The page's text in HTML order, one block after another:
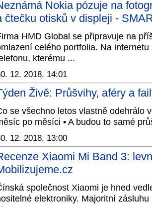
Nokia pózuje na
čtečku otisků v displeji -
HMD Global se připravuje na
celého portfolia. Na
kterému ...
12. 2018, 14:01
Živě: Průšvihy, aféry a
se všechno letos vlastně odehrálo
po měsíci • A budou to samé
12. 2018, 13:00
Xiaomi Mi Band 3:
společnost Xiaomi je hned
elektroniky. Majoritní